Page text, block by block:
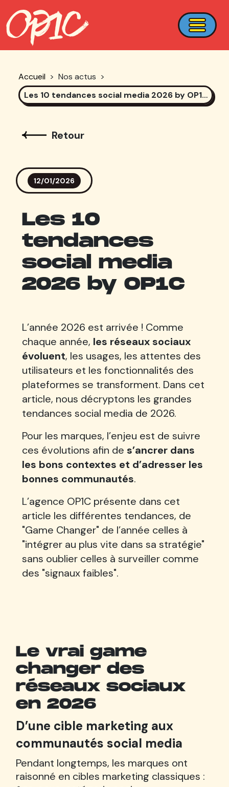
Accueil > Nos actus >
Les 10 tendances social media 2026 by OP1C
Retour
12/01/2026
Les 10
tendances
social media
2026 by OP1C
L’année 2026 est arrivée ! Comme
chaque année, les réseaux sociaux
évoluent, les usages, les attentes des
utilisateurs et les fonctionnalités des
plateformes se transforment. Dans cet
article, nous décryptons les grandes
tendances social media de 2026.
Pour les marques, l’enjeu est de suivre
ces évolutions afin de s’ancrer dans
les bons contextes et d’adresser les
bonnes communautés.
L’agence OP1C présente dans cet
article les différentes tendances, de
"Game Changer" de l’année celles à
"intégrer au plus vite dans sa stratégie"
sans oublier celles à surveiller comme
des "signaux faibles".
Le vrai game
changer des
réseaux sociaux
en 2026
D’une cible marketing aux
communautés social media
Pendant longtemps, les marques ont
raisonné en cibles marketing classiques :